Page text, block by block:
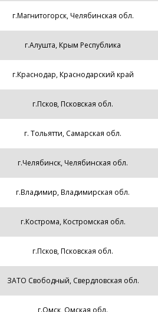
г.Магнитогорск, Челябинская обл.
г.Алушта, Крым Республика
г.Краснодар, Краснодарский край
г.Псков, Псковская обл.
г. Тольятти, Самарская обл.
г.Челябинск, Челябинская обл.
г.Владимир, Владимирская обл.
г.Кострома, Костромская обл.
г.Псков, Псковская обл.
ЗАТО Свободный, Свердловская обл.
г.Омск, Омская обл.